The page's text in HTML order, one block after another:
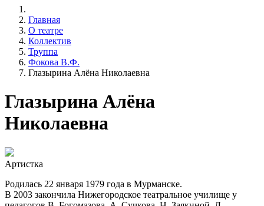
Главная
О театре
Коллектив
Труппа
Фокова В.Ф.
Глазырина Алёна Николаевна
Глазырина Алёна
Николаевна
Артистка
Родилась 22 января 1979 года в Мурманске.
В 2003 закончила Нижегородское театральное училище у